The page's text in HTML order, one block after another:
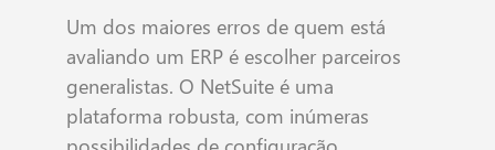
Um dos maiores erros de quem está
avaliando um ERP é escolher parceiros
generalistas. O NetSuite é uma
plataforma robusta, com inúmeras